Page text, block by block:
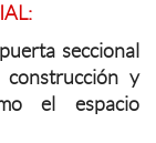
seccional
y
el espacio